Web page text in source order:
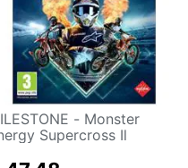
- Monster
Supercross Il